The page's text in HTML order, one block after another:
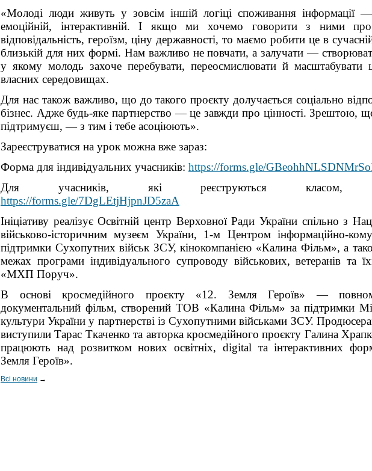
«Молоді люди живуть у зовсім іншій логіці споживання інформації
емоційній, інтерактивній. І якщо ми хочемо говорити з ними
відповідальність, героїзм, ціну державності, то маємо робити це в
близькій для них формі. Нам важливо не повчати, а залучати —
у якому молодь захоче перебувати, переосмислювати й масштабувати
власних середовищах.
Для нас також важливо, що до такого проєкту долучається соціально
бізнес. Адже будь-яке партнерство — це завжди про цінності. Зрештою,
підтримуєш, — з тим і тебе асоціюють».
Зареєструватися на урок можна вже зараз:
Форма для індивідуальних учасників: https://forms.gle/
Для учасників, які реєструються класом,
https://forms.gle/7DgLEtjHjpnJD5zaA
Ініціативу реалізує Освітній центр Верховної Ради України спільно з
військово-історичним музеєм України, 1-м Центром інформаційно-
підтримки Сухопутних військ ЗСУ, кінокомпанією «Калина Фільм», а
межах програми індивідуального супроводу військових, ветеранів та
«МХП Поруч».
В основі кросмедійного проєкту «12. Земля Героїв» —
документальний фільм, створений ТОВ «Калина Фільм» за підтримки
культури України у партнерстві із Сухопутними військами ЗСУ.
виступили Тарас Ткаченко та авторка кросмедійного проєкту Галина
працюють над розвитком нових освітніх, digital та інтерактивних
Земля Героїв».
Всі новини →